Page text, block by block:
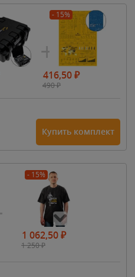
- 15%
416,50₽
490₽
Купить комплект
- 15%
1 062,50₽
1 250₽